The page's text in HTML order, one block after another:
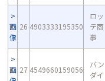
画
像
26 4903333195350
ロッ
テ商
事
画 27 4549660159056
バン
ダイ